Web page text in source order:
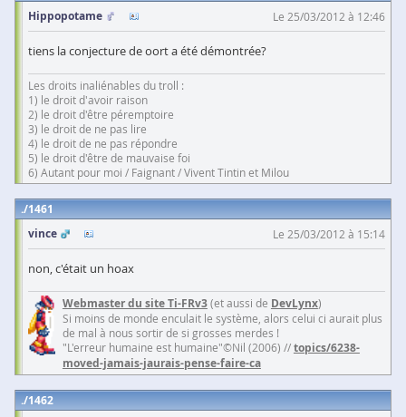
Hippopotame
Le 25/03/2012 à 12:46
tiens la conjecture de oort a été démontrée?
Les droits inaliénables du troll :
1) le droit d'avoir raison
2) le droit d'être péremptoire
3) le droit de ne pas lire
4) le droit de ne pas répondre
5) le droit d'être de mauvaise foi
6) Autant pour moi / Faignant / Vivent Tintin et Milou
1461
vince
Le 25/03/2012 à 15:14
non, c'était un hoax
Webmaster du site Ti-FRv3(et aussi de DevLynx)
Si moins de monde enculait le système, alors celui ci aurait plus
de mal à nous sortir de si grosses merdes !
"L'erreur humaine est humaine"©Nil (2006) //topics/6238-
moved-jamais-jaurais-pense-faire-ca
1462